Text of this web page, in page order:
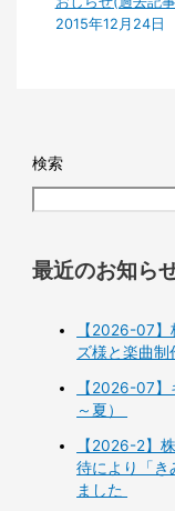
2015年12月24日
検索
最近のお知ら
【2026-07
ズ様と楽曲制
【2026-07
～夏）
【2026-2】
待により「き
ました